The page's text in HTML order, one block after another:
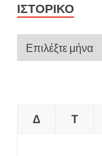
ΙΣΤΟΡΙΚΌ
Δ
Τ